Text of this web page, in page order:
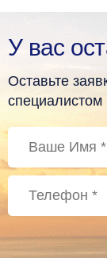
У вас
Оставьте
специалистом